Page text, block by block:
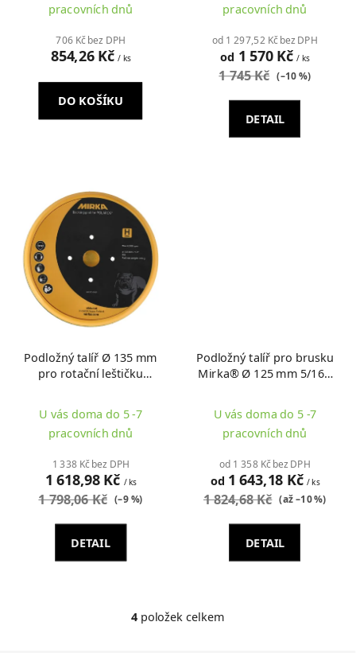
pracovních dnů
706 Kč bez DPH
854,26 Kč/ ks
DO KOŠÍKU
pracovních dnů
od 1 297,52 Kč bez DPH
od 1 570 Kč/ ks
1 745 Kč (–10 %)
DETAIL
Podložný talíř Ø 135 mm
pro rotační leštičku
U vás doma do 5 -7
pracovních dnů
1 338 Kč bez DPH
1 618,98 Kč / ks
1 798,06 Kč (–9 %)
DETAIL
Podložný talíř pro brusku
Mirka® Ø 125 mm 5/16",
U vás doma do 5 -7
pracovních dnů
od 1 358 Kč bez DPH
od 1 643,18 Kč/ ks
1 824,68 Kč (až –10 %)
DETAIL
O
4položek celkem